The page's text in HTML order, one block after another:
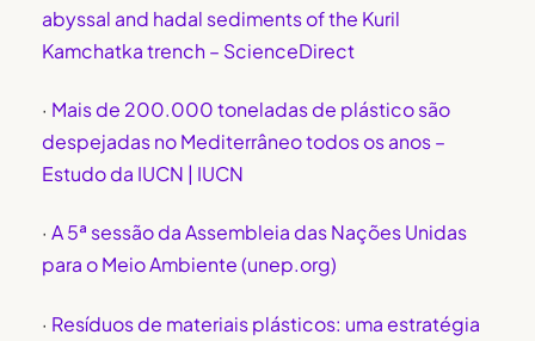
abyssal and hadal sediments of the Kuril
Kamchatka trench – ScienceDirect
· Mais de 200.000 toneladas de plástico são
despejadas no Mediterrâneo todos os anos –
Estudo da IUCN | IUCN
· A 5ª sessão da Assembleia das Nações Unidas
para o Meio Ambiente (unep.org)
· Resíduos de materiais plásticos: uma estratégia